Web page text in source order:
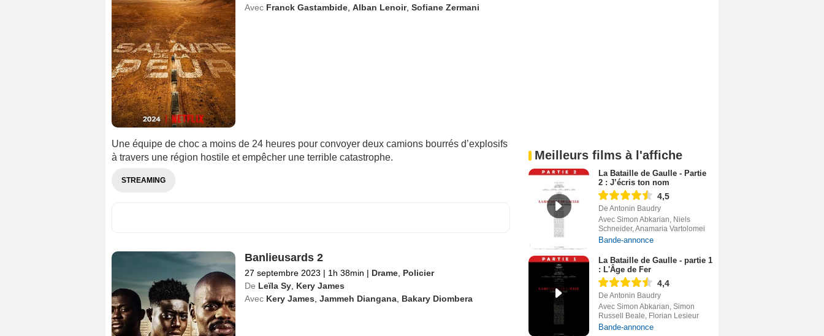
Avec Franck Gastambide, Alban Lenoir, Sofiane Zermani
Une équipe de choc a moins de 24 heures pour convoyer deux camions bourrés d’explosifs
à travers une région hostile et empêcher une terrible catastrophe.
STREAMING
Banlieusards 2
27 septembre 2023 | 1h 38min | Drame, Policier
De Leïla Sy, Kery James
Avec Kery James Jammeh Diangana, Bakary Diombera
Meilleurs films à l'affiche
La Bataille de Gaulle - Partie
2 : J’écris ton nom
4,5
De Antonin Baudry
Avec Simon Abkarian, Niels
Schneider, Anamaria Vartolomei
Bande-annonce
La Bataille de Gaulle - partie 1
: L'Âge de Fer
4,4
De Antonin Baudry
Avec Simon Abkarian, Simon
Russell Beale, Florian Lesieur
Bande-annonce